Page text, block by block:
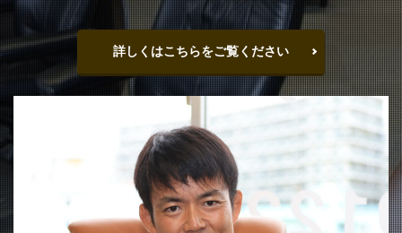
詳しくはこちらをご覧ください